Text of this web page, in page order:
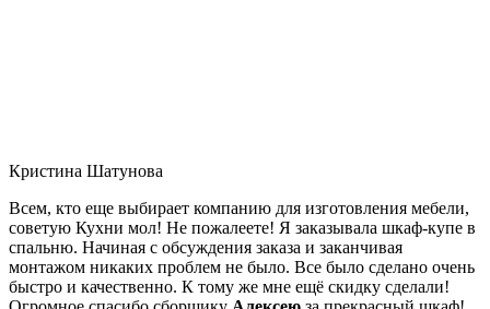
Кристина Шатунова
Всем, кто еще выбирает компанию для изготовления мебели,
советую Кухни мол! Не пожалеете! Я заказывала шкаф-купе в
спальню. Начиная с обсуждения заказа и заканчивая
монтажом никаких проблем не было. Все было сделано очень
быстро и качественно. К тому же мне ещё скидку сделали!